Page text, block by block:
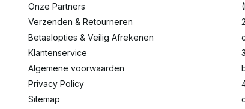
Onze Partners
Verzenden & Retourneren
Betaalopties & Veilig Afrekenen
Klantenservice
Algemene voorwaarden
Privacy Policy
Sitemap